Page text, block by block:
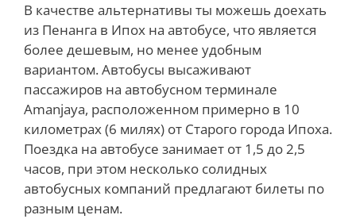
В качестве альтернативы ты можешь доехать
из Пенанга в Ипох на автобусе, что является
более дешевым, но менее удобным
вариантом. Автобусы высаживают
пассажиров на автобусном терминале
Amanjaya, расположенном примерно в 10
километрах (6 милях) от Старого города Ипоха.
Поездка на автобусе занимает от 1,5 до 2,5
часов, при этом несколько солидных
автобусных компаний предлагают билеты по
разным ценам.